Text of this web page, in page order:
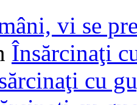
vi se
Însărcinaţi
cu